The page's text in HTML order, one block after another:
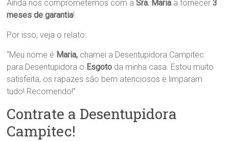
Ainda nos comprometemos com aSra. Maria a fornecer3
meses de garantia!
Por isso, veja o relato:
“Meu nome é Maria, chamei a Desentupidora Campitec
para Desentupidora o Esgoto da minha casa. Estou muito
satisfeita, os rapazes são bem atenciosos e limparam
tudo! Recomendo!”
Contrate a Desentupidora
Campitec!